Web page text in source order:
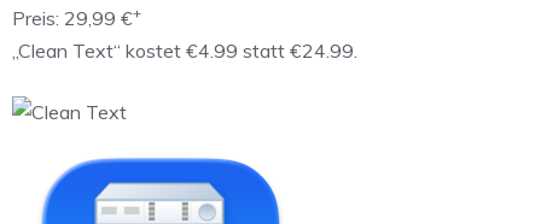
Preis: 29,99 €+
„Clean Text“ kostet €4.99 statt €24.99.